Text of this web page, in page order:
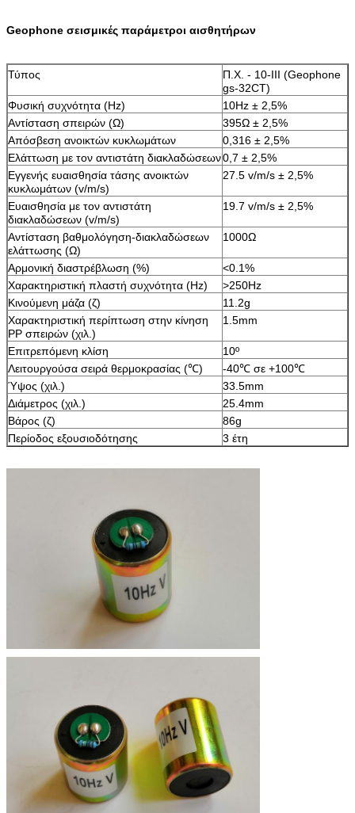
Geophone σεισμικές παράμετροι αισθητήρων
Τύπος
Π.Χ. - 10-ΙΙΙ (Geophone
gs-32CT)
Φυσική συχνότητα (Hz)
10Hz ± 2,5%
Αντίσταση σπειρών (Ω)
395Ω ± 2,5%
Απόσβεση ανοικτών κυκλωμάτων
0,316 ± 2,5%
Ελάττωση με τον αντιστάτη διακλαδώσεων0,7 ± 2,5%
Εγγενής ευαισθησία τάσης ανοικτών
κυκλωμάτων (v/m/s)
27.5 v/m/s ± 2,5%
Ευαισθησία με τον αντιστάτη
διακλαδώσεων (v/m/s)
19.7 v/m/s ± 2,5%
Αντίσταση βαθμολόγηση-διακλαδώσεων
ελάττωσης (Ω)
1000Ω
Αρμονική διαστρέβλωση (%)
<0.1%
Χαρακτηριστική πλαστή συχνότητα (Hz)
>250Hz
Κινούμενη μάζα (ζ)
11.2g
Χαρακτηριστική περίπτωση στην κίνηση
PP σπειρών (χιλ.)
1.5mm
Επιτρεπόμενη κλίση
10º
Λειτουργούσα σειρά θερμοκρασίας (℃)
-40℃ σε +100℃
Ύψος (χιλ.)
33.5mm
Διάμετρος (χιλ.)
25.4mm
Βάρος (ζ)
86g
Περίοδος εξουσιοδότησης
3 έτη